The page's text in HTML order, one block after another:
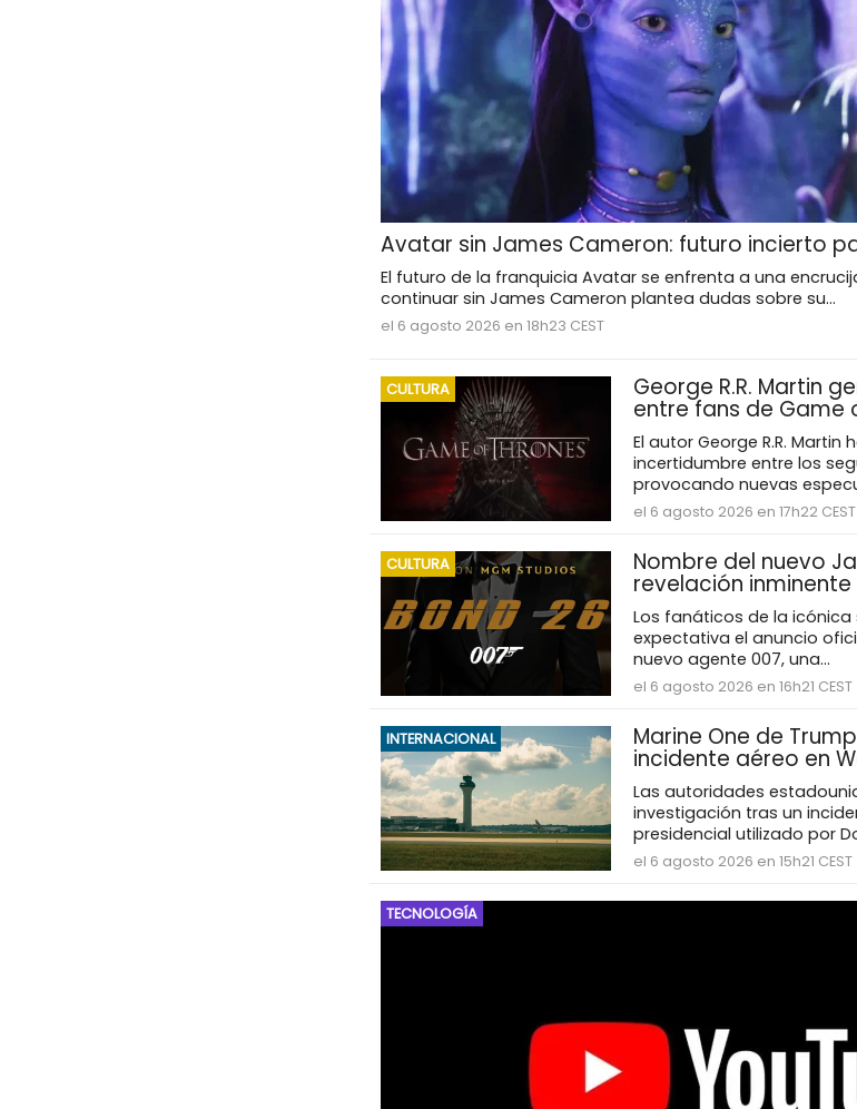
Avatar sin James Cameron: futuro incierto
El futuro de la franquicia Avatar se enfrenta a una
continuar sin James Cameron plantea dudas sobre su...
el 6 agosto 2026 en 18h23 CEST
CULTURA George R.R. Martin
entre fans de Game
El autor George R.R. Martin
incertidumbre entre los
provocando nuevas
el 6 agosto 2026 en 17h22 CEST
CULTURA Nombre del nuevo
revelación inminente
Los fanáticos de la
expectativa el anuncio
nuevo agente 007, una...
el 6 agosto 2026 en 16h21 CEST
INTERNACIONAL Marine One de
incidente aéreo en
Las autoridades
investigación tras un
presidencial utilizado por
el 6 agosto 2026 en 15h21 CEST
TECNOLOGÍA